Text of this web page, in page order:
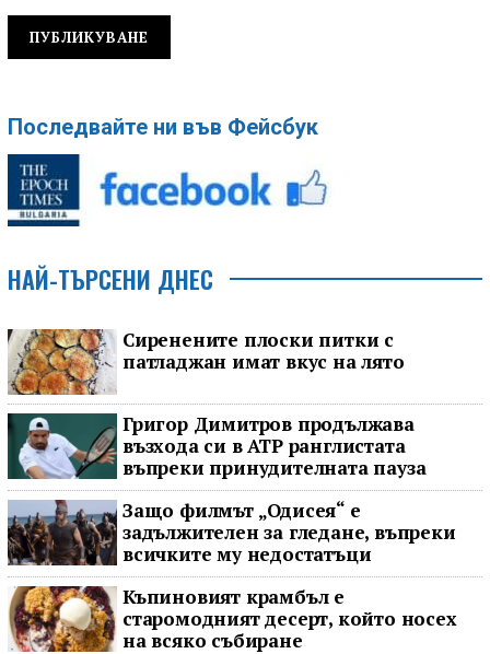
Последвайте ни във Фейсбук
НАЙ-ТЪРСЕНИ ДНЕС
Сиренените плоски питки с
патладжан имат вкус на лято
Григор Димитров продължава
възхода си в ATP ранглистата
въпреки принудителната пауза
Защо филмът „Одисея“ е
задължителен за гледане, въпреки
всичките му недостатъци
Къпиновият крамбъл е
старомодният десерт, който носех
на всяко събиране